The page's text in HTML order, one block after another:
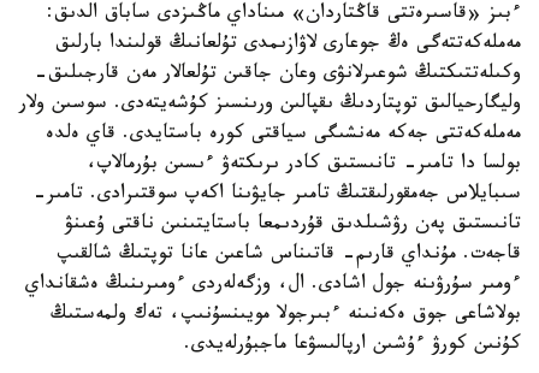
ءبىز «قاسىرەتتى قاڭتاردان» مىناداي ماڭىزدى ساباق الدىق:
مەملەكەتتەگى ەڭ جوعارى لاۋازىمدى تۇلعانىڭ قولىندا بارلىق
وكىلەتتىكتىڭ شوعىرلانۋى وعان جاقىن تۇلعالار مەن قارجىلىق-
وليگارحيالىق توپتاردىڭ ىقپالىن ورىنسىز كۇشەيتەدى. سوسىن ولار
مەملەكەتتى جەكە مەنشىگى سياقتى كورە باستايدى. قاي ەلدە
بولسا دا تامىر- تانىستىق كادر ىرىكتەۋ ءىسىن بۇرمالاپ،
سىبايلاس جەمقورلىقتىڭ تامىر جايۋىنا اكەپ سوقتىرادى. تامىر-
تانىستىق پەن رۋشىلدىق قۇردىمعا باستايتىنىن ناقتى ۇعىنۋ
قاجەت. مۇنداي قارىم- قاتىناس شاعىن عانا توپتىڭ شالقىپ
ءومىر سۇرۋىنە جول اشادى. ال، وزگەلەردى ءومىرىنىڭ ەشقانداي
بولاشاعى جوق ەكەنىنە ءبىرجولا مويىنسۇنىپ، تەك ولمەستىڭ
كۇنىن كورۋ ءۇشىن ارپالىسۋعا ماجبۇرلەيدى.